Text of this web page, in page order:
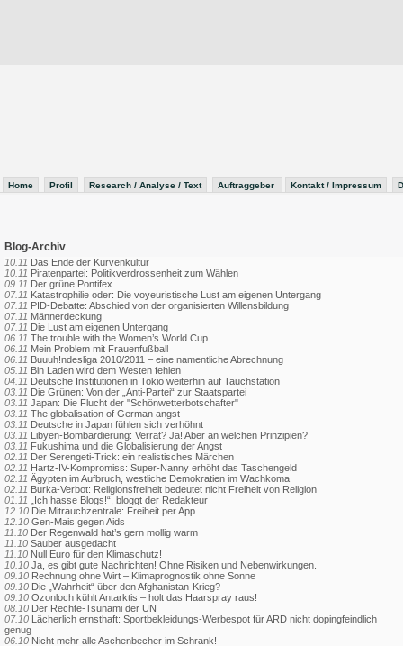
Home Profil Research / Analyse / Text Auftraggeber Kontakt / Impressum
Blog-Archiv
10.11 Das Ende der Kurvenkultur
10.11 Piratenpartei: Politikverdrossenheit zum Wählen
09.11 Der grüne Pontifex
07.11 Katastrophilie oder: Die voyeuristische Lust am eigenen Untergang
07.11 PID-Debatte: Abschied von der organisierten Willensbildung
07.11 Männerdeckung
07.11 Die Lust am eigenen Untergang
06.11 The trouble with the Women’s World Cup
06.11 Mein Problem mit Frauenfußball
06.11 Buuuh!ndesliga 2010/2011 – eine namentliche Abrechnung
05.11 Bin Laden wird dem Westen fehlen
04.11 Deutsche Institutionen in Tokio weiterhin auf Tauchstation
03.11 Die Grünen: Von der „Anti-Partei“ zur Staatspartei
03.11 Japan: Die Flucht der "Schönwetterbotschafter"
03.11 The globalisation of German angst
03.11 Deutsche in Japan fühlen sich verhöhnt
03.11 Libyen-Bombardierung: Verrat? Ja! Aber an welchen Prinzipien?
03.11 Fukushima und die Globalisierung der Angst
02.11 Der Serengeti-Trick: ein realistisches Märchen
02.11 Hartz-IV-Kompromiss: Super-Nanny erhöht das Taschengeld
02.11 Ägypten im Aufbruch, westliche Demokratien im Wachkoma
02.11 Burka-Verbot: Religionsfreiheit bedeutet nicht Freiheit von Religion
01.11
„Ich hasse Blogs!“, bloggt der Redakteur
12.10 Die Mitrauchzentrale: Freiheit per App
12.10 Gen-Mais gegen Aids
11.10 Der Regenwald hat’s gern mollig warm
11.10 Sauber ausgedacht
11.10 Null Euro für den Klimaschutz!
10.10 Ja, es gibt gute Nachrichten! Ohne Risiken und Nebenwirkungen.
09.10 Rechnung ohne Wirt – Klimaprognostik ohne Sonne
09.10 Die „Wahrheit“ über den Afghanistan-Krieg?
09.10 Ozonloch kühlt Antarktis – holt das Haarspray raus!
08.10 Der Rechte-Tsunami der UN
07.10 Lächerlich ernsthaft: Sportbekleidungs-Werbespot für ARD nicht dopingfeindlich
genug
06.10 Nicht mehr alle Aschenbecher im Schrank!